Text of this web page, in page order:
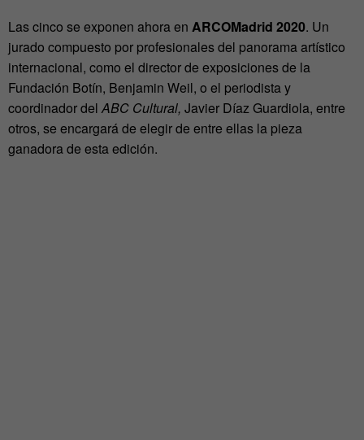
Las cinco se exponen ahora en ARCOMadrid 2020. Un
jurado compuesto por profesionales del panorama artístico
internacional, como el director de exposiciones de la
Fundación Botín, Benjamin Weil, o el periodista y
coordinador delABC Cultural, Javier Díaz Guardiola, entre
otros, se encargará de elegir de entre ellas la pieza
ganadora de esta edición.